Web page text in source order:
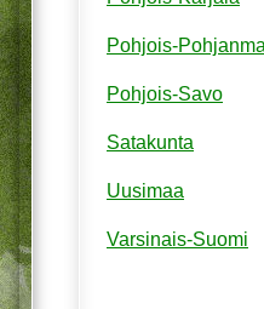
Pohjois-
Pohjois-Savo
Satakunta
Uusimaa
Varsinais-Suomi